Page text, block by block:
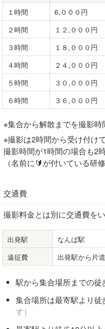
１時間
6,０００円
２時間
１２,０００円
３時間
１８,０００円
４時間
２４,０００円
５時間
３０,０００円
６時間
３６,０００円
※集合から解散までを撮影時
※撮影は2時間から受け付けて
撮影時間が1時間の場合も2
（名前に🔰が付いている研
交通費
撮影料金とは別に交通費をい
出発駅
なんば駅
遠征費
出発駅から片
駅から集合場所までの徒
集合場所は最寄駅より徒
す）